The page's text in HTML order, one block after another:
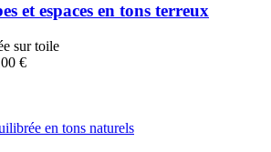
et espaces en tons terreux
sur toile
€